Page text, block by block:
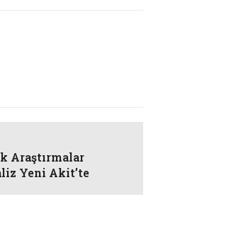
Araştırmalar
Yeni Akit’te